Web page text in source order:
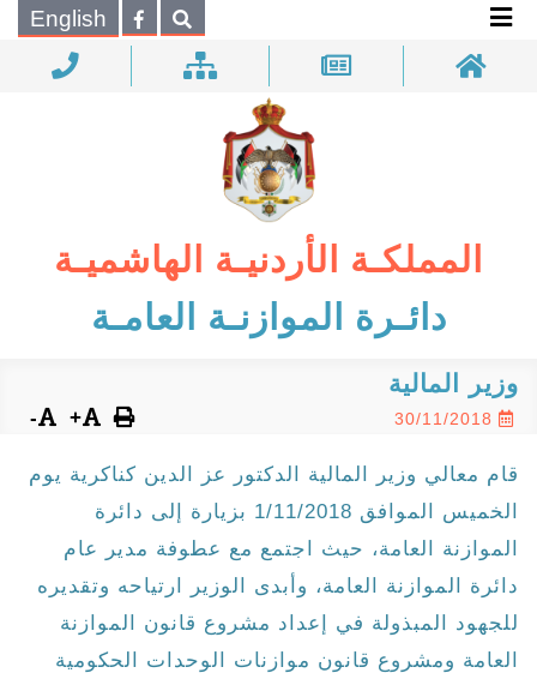
بحـث English
المملكـة الأردنيـة الهاشميـة
دائـرة الموازنـة العامـة
وزير المالية
30/11/2018
+
-
قام معالي وزير المالية الدكتور عز الدين كناكرية يوم
الخميس الموافق 1/11/2018 بزيارة إلى دائرة
الموازنة العامة، حيث اجتمع مع عطوفة مدير عام
دائرة الموازنة العامة، وأبدى الوزير ارتياحه وتقديره
للجهود المبذولة في إعداد مشروع قانون الموازنة
العامة ومشروع قانون موازنات الوحدات الحكومية